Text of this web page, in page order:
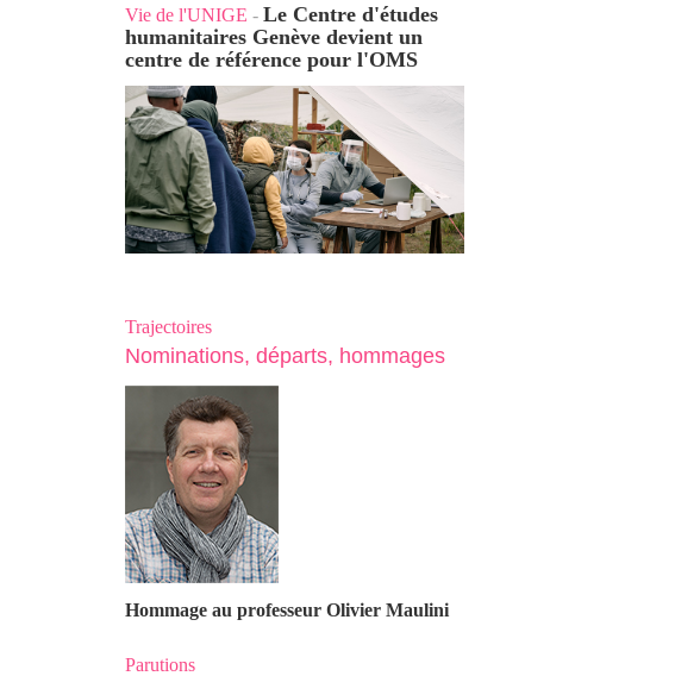
Vie de l'UNIGE - Le Centre d'études
humanitaires Genève devient un
centre de référence pour l'OMS
Trajectoires
Nominations, départs, hommages
Hommage au professeur Olivier Maulini
Parutions